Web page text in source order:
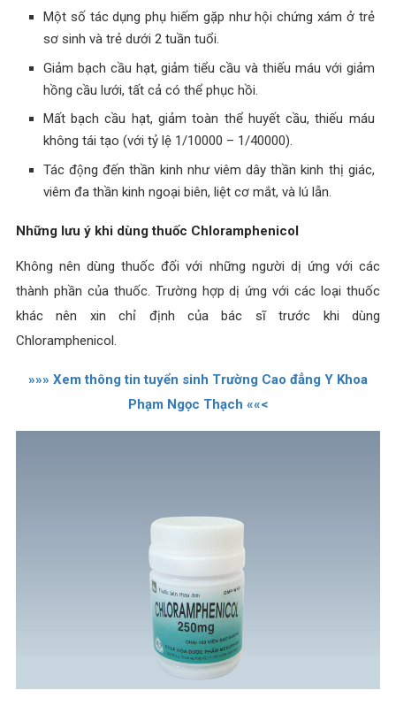
Một số tác dụng phụ hiếm gặp như hội chứng xám ở trẻ
sơ sinh và trẻ dưới 2 tuần tuổi.
Giảm bạch cầu hạt, giảm tiểu cầu và thiếu máu với giảm
hồng cầu lưới, tất cả có thể phục hồi.
Mất bạch cầu hạt, giảm toàn thể huyết cầu, thiếu máu
không tái tạo (với tỷ lệ 1/10000 – 1/40000).
Tác động đến thần kinh như viêm dây thần kinh thị giác,
viêm đa thần kinh ngoại biên, liệt cơ mắt, và lú lẫn.
Những lưu ý khi dùng thuốc Chloramphenicol
Không nên dùng thuốc đối với những người dị ứng với các
thành phần của thuốc. Trường hợp dị ứng với các loại thuốc
khác nên xin chỉ định của bác sĩ trước khi dùng
Chloramphenicol.
»»» Xem thông tin tuyển sinh Trường Cao đẳng Y Khoa
Phạm Ngọc Thạch ««<